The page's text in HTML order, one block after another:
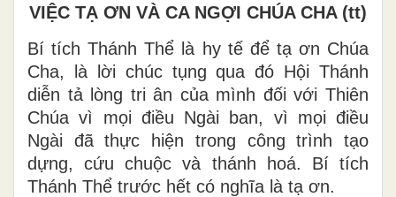
VIỆC TẠ ƠN VÀ CA NGỢI CHÚA CHA (tt)
Bí tích Thánh Thể là hy tế để tạ ơn Chúa
Cha, là lời chúc tụng qua đó Hội Thánh
diễn tả lòng tri ân của mình đối với Thiên
Chúa vì mọi điều Ngài ban, vì mọi điều
Ngài đã thực hiện trong công trình tạo
dựng, cứu chuộc và thánh hoá. Bí tích
Thánh Thể trước hết có nghĩa là tạ ơn.